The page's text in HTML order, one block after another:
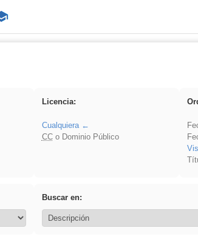
Licencia:
Cualquiera
CCo Dominio Público
Buscar en: